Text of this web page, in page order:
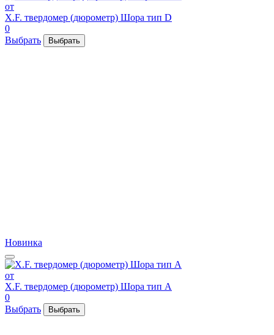
от
X.F. твердомер (дюрометр) Шора тип D
0
Выбрать
Выбрать
Новинка
от
X.F. твердомер (дюрометр) Шора тип А
0
Выбрать
Выбрать